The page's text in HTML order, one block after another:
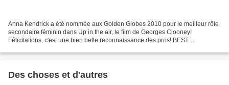
Anna Kendrick a été nommée aux Golden Globes 2010 pour le meilleur rôle
secondaire féminin dans Up in the air, le film de Georges Clooney!
Félicitations, c'est une bien belle reconnaissance des pros! BEST
Des choses et d'autres